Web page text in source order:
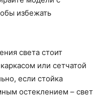
избежать
света стоит
или сетчатой
если стойка
остеклением – свет